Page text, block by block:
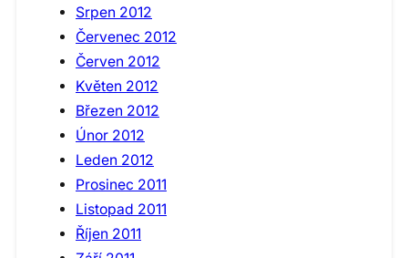
Srpen 2012
Červenec 2012
Červen 2012
Květen 2012
Březen 2012
Únor 2012
Leden 2012
Prosinec 2011
Listopad 2011
Říjen 2011